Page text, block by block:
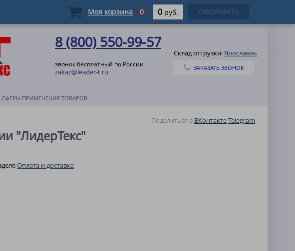
8 (800) 550-99-57
звонок бесплатный по России
zakaz@leader-t.ru
Склад отгрузки:Ярославль
ЗАКАЗАТЬ ЗВОНОК
СФЕРЫ ПРИМЕНЕНИЯ ТОВАРОВ
Поделиться в ВКонтактеTelegram
"ЛидерТекс"
Оплата и доставка
Моя корзина 0 0 руб. ОФОРМИТЬ